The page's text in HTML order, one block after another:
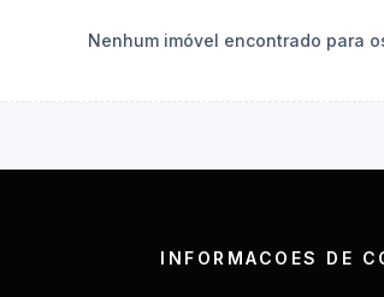
Nenhum imóvel encontrado para
INFORMACOES DE